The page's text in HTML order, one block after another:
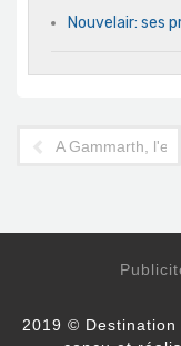
Nouvelair: ses
A Gammarth,
2019 ©